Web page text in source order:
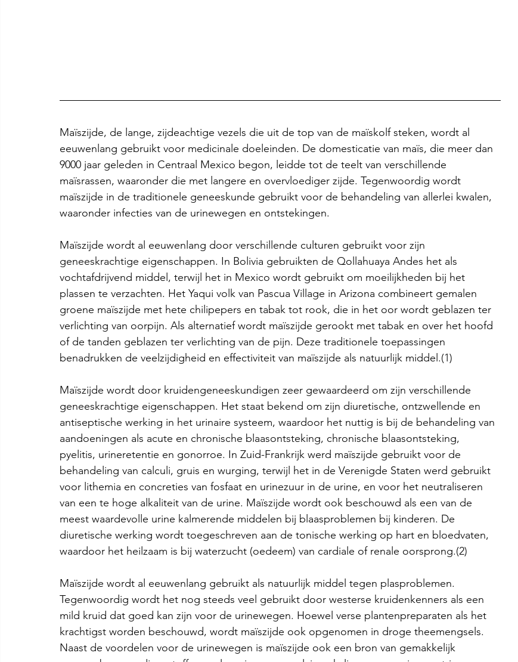
Maïszijde, de lange, zijdeachtige vezels die uit de top van de maïskolf steken, wordt al
eeuwenlang gebruikt voor medicinale doeleinden. De domesticatie van maïs, die meer dan
9000 jaar geleden in Centraal Mexico begon, leidde tot de teelt van verschillende
maïsrassen, waaronder die met langere en overvloediger zijde. Tegenwoordig wordt
maïszijde in de traditionele geneeskunde gebruikt voor de behandeling van allerlei kwalen,
waaronder infecties van de urinewegen en ontstekingen.
Maïszijde wordt al eeuwenlang door verschillende culturen gebruikt voor zijn
geneeskrachtige eigenschappen. In Bolivia gebruikten de Qollahuaya Andes het als
vochtafdrijvend middel, terwijl het in Mexico wordt gebruikt om moeilijkheden bij het
plassen te verzachten. Het Yaqui volk van Pascua Village in Arizona combineert gemalen
groene maïszijde met hete chilipepers en tabak tot rook, die in het oor wordt geblazen ter
verlichting van oorpijn. Als alternatief wordt maïszijde gerookt met tabak en over het hoofd
of de tanden geblazen ter verlichting van de pijn. Deze traditionele toepassingen
benadrukken de veelzijdigheid en effectiviteit van maïszijde als natuurlijk middel.(1)
Maïszijde wordt door kruidengeneeskundigen zeer gewaardeerd om zijn verschillende
geneeskrachtige eigenschappen. Het staat bekend om zijn diuretische, ontzwellende en
antiseptische werking in het urinaire systeem, waardoor het nuttig is bij de behandeling van
aandoeningen als acute en chronische blaasontsteking, chronische blaasontsteking,
pyelitis, urineretentie en gonorroe. In Zuid-Frankrijk werd maïszijde gebruikt voor de
behandeling van calculi, gruis en wurging, terwijl het in de Verenigde Staten werd gebruikt
voor lithemia en concreties van fosfaat en urinezuur in de urine, en voor het neutraliseren
van een te hoge alkaliteit van de urine. Maïszijde wordt ook beschouwd als een van de
meest waardevolle urine kalmerende middelen bij blaasproblemen bij kinderen. De
diuretische werking wordt toegeschreven aan de tonische werking op hart en bloedvaten,
waardoor het heilzaam is bij waterzucht (oedeem) van cardiale of renale oorsprong.(2)
Maïszijde wordt al eeuwenlang gebruikt als natuurlijk middel tegen plasproblemen.
Tegenwoordig wordt het nog steeds veel gebruikt door westerse kruidenkenners als een
mild kruid dat goed kan zijn voor de urinewegen. Hoewel verse plantenpreparaten als het
krachtigst worden beschouwd, wordt maïszijde ook opgenomen in droge theemengsels.
Naast de voordelen voor de urinewegen is maïszijde ook een bron van gemakkelijk